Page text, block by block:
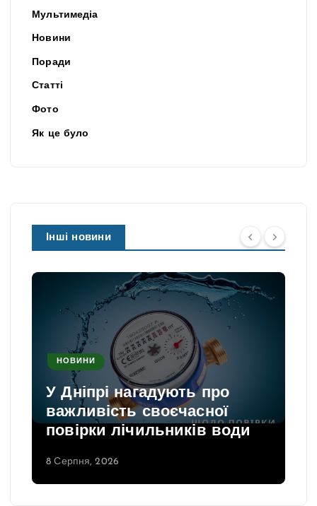
Мультимедіа
Новини
Поради
Статті
Фото
Як це було
Інші новини
НОВИНИ
У Дніпрі нагадують про
важливість своєчасної
повірки лічильників води
8 Серпня, 2026